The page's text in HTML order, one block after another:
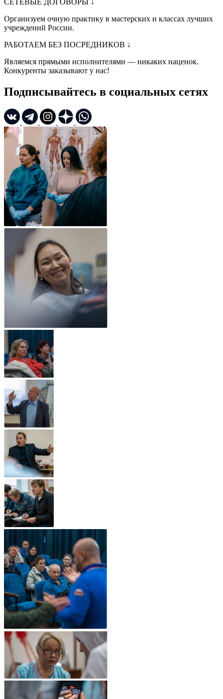
СЕТЕВЫЕ ДОГОВОРЫ
↓
Организуем очную практику в мастерских и классах лучших
учреждений России.
РАБОТАЕМ БЕЗ ПОСРЕДНИКОВ ↓
Являемся прямыми исполнителями — никаких наценок.
Конкуренты заказывают у нас!
Подписывайтесь в социальных сетях